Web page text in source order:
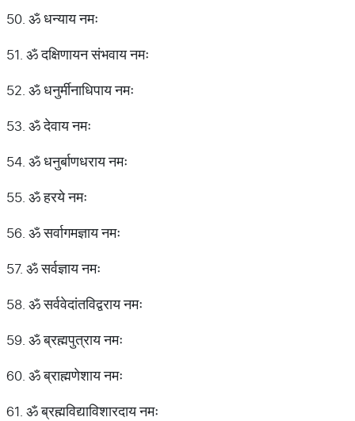
50. ॐ धन्याय नमः
51. ॐ दक्षिणायन संभवाय नमः
52. ॐ धनुर्मीनाधिपाय नमः
53. ॐ देवाय नमः
54. ॐ धनुर्बाणधराय नमः
55. ॐ हरये नमः
56. ॐ सर्वागमज्ञाय नमः
57. ॐ सर्वज्ञाय नमः
58. ॐ सर्ववेदांतविद्वराय नमः
59. ॐ ब्रह्मपुत्राय नमः
60. ॐ ब्राह्मणेशाय नमः
61. ॐ ब्रह्मविद्याविशारदाय नमः